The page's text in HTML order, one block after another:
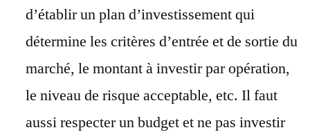
d’établir un plan d’investissement qui
détermine les critères d’entrée et de sortie du
marché, le montant à investir par opération,
le niveau de risque acceptable, etc. Il faut
aussi respecter un budget et ne pas investir